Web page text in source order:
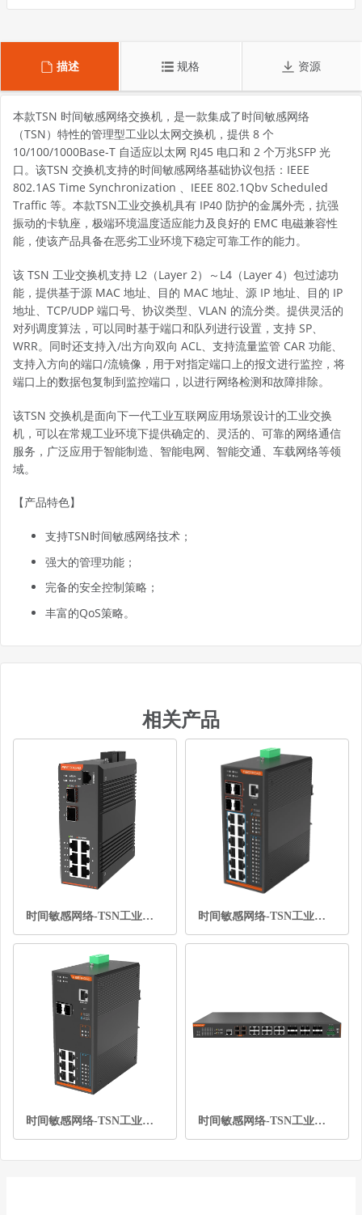
本产品下载资料请通过在线留言获取
描述 规格 资源
本款TSN 时间敏感网络交换机，是一款集成了时间敏感网络
（TSN）特性的管理型工业以太网交换机 ，提供 8 个
10/100/1000Base-T 自适应以太网 RJ45 电口和 2 个万兆SFP 光
口。该TSN 交换机支持的时间敏感网络基础协议包括：IEEE
802.1AS Time Synchronization 、IEEE 802.1Qbv Scheduled
Traffic 等。本款TSN工业交换机具有 IP40 防护的金属外壳，抗强
振动的卡轨座，极端环境温度适应能力及良好的 EMC 电磁兼容性
能，使该产品具备在恶劣工业环境下稳定可靠工作的能力。
该 TSN 工业交换机支持 L2（Layer 2）～L4（Layer 4）包过滤功
能，提供基于源 MAC 地址、目的 MAC 地址、源 IP 地址、目的 IP
地址、TCP/UDP 端口号、协议类型、VLAN 的流分类。提供灵活的
对列调度算法，可以同时基于端口和队列进行设置，支持 SP、
WRR。同时还支持入/出方向双向 ACL、支持流量监管 CAR 功能、
支持入方向的端口/流镜像，用于对指定端口上的报文进行监控，将
端口上的数据包复制到监控端口，以进行网络检测和故障排除。
该TSN 交换机是面向下一代工业互联网应用场景设计的工业交换
机，可以在常规工业环境下提供确定的、灵活的、可靠的网络通信
服务，广泛应用于智能制造、智能电网、智能交通、车载网络等领
域。
【产品特色】
支持TSN时间敏感网络技术；
强大的管理功能；
完备的安全控制策略；
丰富的QoS策略。
相关产品
时间敏感网络-TSN工业以太网交换机-2光6电全千兆 时间敏感网络-TSN工业以太网交换机-4光12电
时间敏感网络-TSN工业以太网交换机-2光6电 时间敏感网络-TSN工业以太网交换机4万兆光+12千兆光+12千兆电